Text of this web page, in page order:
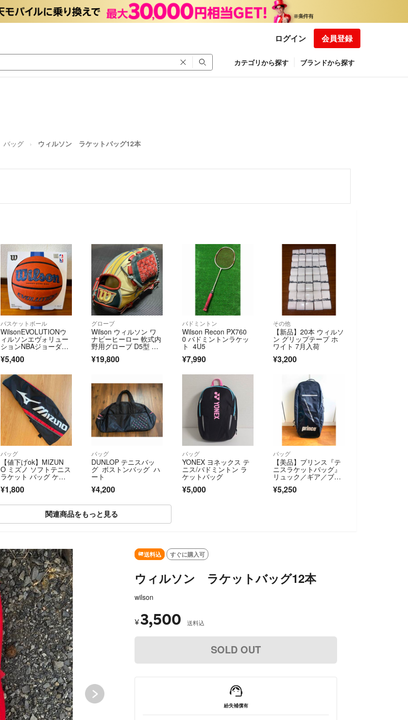
ログイン 会員登録
カテゴリから探す ブランドから探す
バッグ ウィルソン ラケットバッグ12本
バスケットボール
WilsonEVOLUTIONウ
ィルソンエヴォリュー
ションNBAジョーダ
ン 7号
¥5,400
グローブ
Wilson ウィルソン ワ
ナビーヒーロー 軟式内
野用グローブ D5型 WB
W101756
¥19,800
バドミントン
Wilson Recon PX760
0 バドミントンラケッ
ト 4U5
¥7,990
その他
【新品】20本 ウィルソ
ン グリップテープ ホ
ワイト 7月入荷
¥3,200
バッグ
【値下げok】MIZUN
O ミズノ ソフトテニス
ラケット バッグ ケー
¥1,800
バッグ
DUNLOP テニスバッ
グ ボストンバッグ ハ
ート
¥4,200
バッグ
YONEX ヨネックス テ
ニス/バドミントン ラ
ケットバッグ
¥5,000
バッグ
【美品】プリンス『テ
ニスラケットバッグ』
リュック／ギア／ブラ
¥5,250
関連商品をもっと見る
SOLD OUT
送料込 すぐに購入可
ウィルソン ラケットバッグ12本
wilson
¥3,500 送料込
SOLD OUT
紛失補償有